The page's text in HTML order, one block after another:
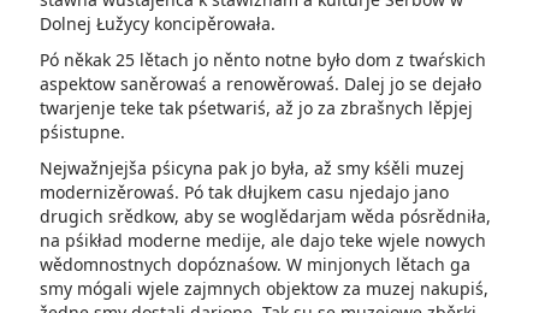
Dolnej Łužycy koncipěrowała.
Pó někak 25 lětach jo něnto notne było dom z twaŕskich
aspektow saněrowaś a renowěrowaś. Dalej jo se dejało
twarjenje teke tak pśetwariś, až jo za zbrašnych lěpjej
pśistupne.
Nejwažnjejša pśicyna pak jo była, až smy kśěli muzej
modernizěrowaś. Pó tak dłujkem casu njedajo jano
drugich srědkow, aby se woglědarjam wěda pósrědniła,
na pśikład moderne medije, ale dajo teke wjele nowych
wědomnostnych dopóznaśow. W minjonych lětach ga
smy mógali wjele zajmnych objektow za muzej nakupiś,